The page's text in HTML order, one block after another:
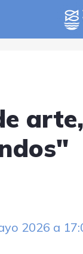
2026 a